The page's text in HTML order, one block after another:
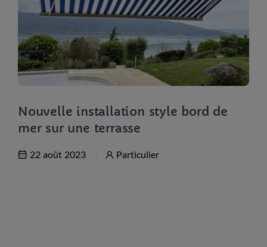
Nouvelle installation style bord de
mer sur une terrasse
22 août 2023 Particulier